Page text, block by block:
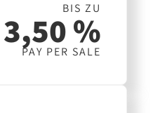
BIS ZU
3,50 %
PAY PER SALE